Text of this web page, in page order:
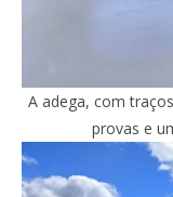
A adega, com
provas e